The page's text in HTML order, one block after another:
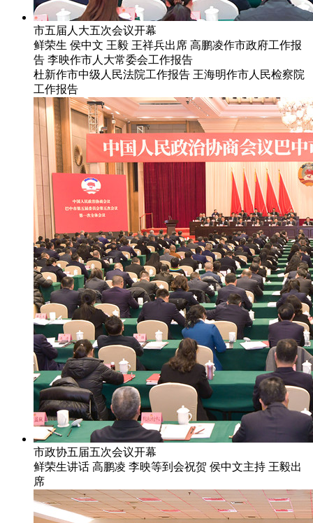
市五届人大五次会议开幕
鲜荣生 侯中文 王毅 王祥兵出席 高鹏凌作市政府工作报
告 李映作市人大常委会工作报告
杜新作市中级人民法院工作报告 王海明作市人民检察院
工作报告
市政协五届五次会议开幕
鲜荣生讲话 高鹏凌 李映等到会祝贺 侯中文主持 王毅出
席